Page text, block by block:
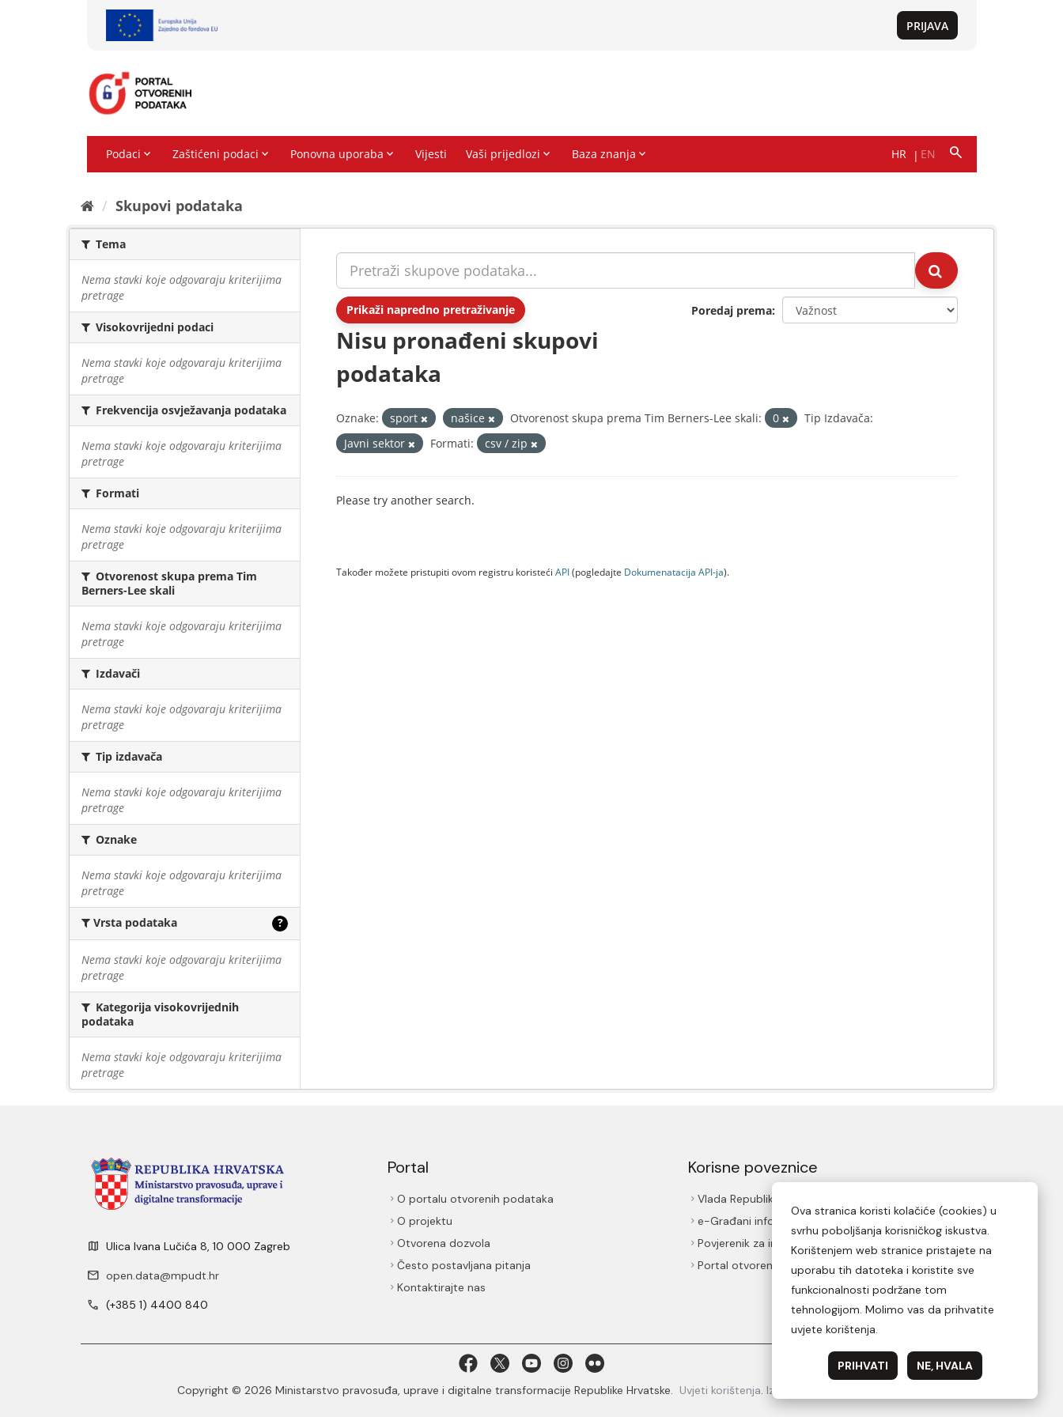
Skupovi podаtаkа
Tema
Nema stavki koje odgovaraju kriterijima
pretrage
Visokovrijedni podaci
Nema stavki koje odgovaraju kriterijima
pretrage
Frekvencija osvježavanja podataka
Nema stavki koje odgovaraju kriterijima
pretrage
Formati
Nema stavki koje odgovaraju kriterijima
pretrage
Otvorenost skupa prema Tim
Berners-Lee skali
Nema stavki koje odgovaraju kriterijima
pretrage
Izdavači
Nema stavki koje odgovaraju kriterijima
pretrage
Tip izdavača
Nema stavki koje odgovaraju kriterijima
pretrage
Oznake
Nema stavki koje odgovaraju kriterijima
pretrage
Vrsta podataka ?
Nema stavki koje odgovaraju kriterijima
pretrage
Kategorija visokovrijednih
podataka
Nema stavki koje odgovaraju kriterijima
pretrage
Prikaži napredno pretraživanje Poredaj prema
Nisu pronađeni skupovi
podataka
Oznake: sport našice Otvorenost skupa prema Tim Berners-Lee skali: 0
Tip Izdavača:
Javni sektor
Formati: csv / zip
Please try another search.
Također možete pristupiti ovom registru koristeći API(pogledajte Dokumenаtаcijа API-jа).